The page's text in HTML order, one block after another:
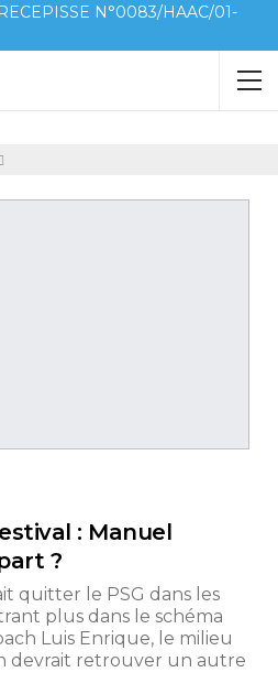
N°0083/HAAC/01-
: Manuel
?
quitter le PSG dans les
plus dans le schéma
Luis Enrique, le milieu
devrait retrouver un autre